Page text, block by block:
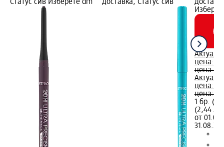
Статус сив Изберете dm
доставка, Статус сив
цена:
цена:
цена:
цена:
1 бр.
(2,44
от